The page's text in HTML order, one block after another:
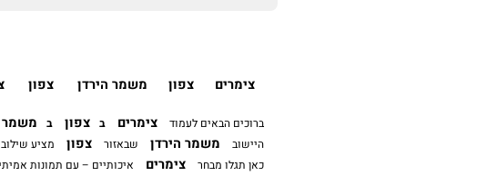
צימרים צפון משמר הירדן צפון
ברוכים הבאים לעמוד צימרים ב צפון ב משמר
היישוב
משמר הירדן שבאזור צפון
מציע
כאן תגלו מבחר
צימרים איכותיים – עם תמונות